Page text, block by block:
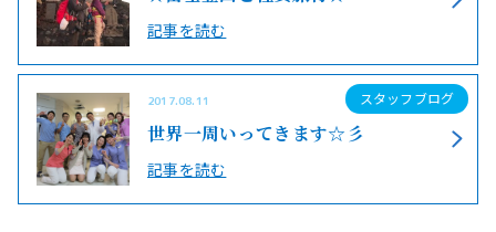
記事を読む
スタッフブログ
2017.08.11
世界一周いってきます☆彡
記事を読む